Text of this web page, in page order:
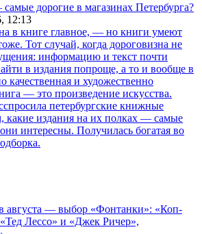
дорогие в магазинах Петербурга?
12:13
в книге главное, — но книги умеют
Тот случай, когда дороговизна не
информацию и текст почти
в издания попроще, а то и вообще в
качественная и художественно
— это произведение искусства.
петербургские книжные
какие издания на их полках — самые
интересны. Получилась богатая во
августа — выбор «Фонтанки»: «Коп-
Лессо» и «Джек Ричер»,